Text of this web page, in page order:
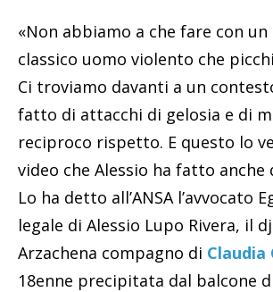
«Non abbiamo a che fare con
classico uomo violento che
Ci troviamo davanti a un
fatto di attacchi di gelosia e di
reciproco rispetto. E questo lo
video che Alessio ha fatto anche
Lo ha detto all’ANSA l’avvocato
legale di Alessio Lupo Rivera, il
Arzachena compagno di Claudia
18enne precipitata dal balcone